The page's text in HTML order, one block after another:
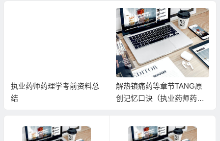
执业药师药理学考前资料总
结
解热镇痛药等章节TANG原
创记忆口诀（执业药师药理